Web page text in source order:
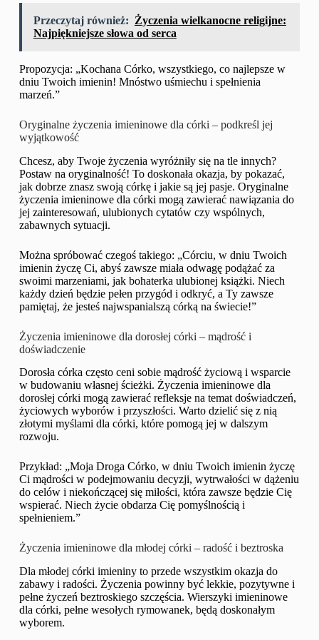
Przeczytaj również: Życzenia wielkanocne religijne:
Najpiękniejsze słowa od serca
Propozycja: „Kochana Córko, wszystkiego, co najlepsze w
dniu Twoich imienin! Mnóstwo uśmiechu i spełnienia
marzeń.”
Oryginalne życzenia imieninowe dla córki – podkreśl jej
wyjątkowość
Chcesz, aby Twoje życzenia wyróżniły się na tle innych?
Postaw na oryginalność! To doskonała okazja, by pokazać,
jak dobrze znasz swoją córkę i jakie są jej pasje. Oryginalne
życzenia imieninowe dla córki mogą zawierać nawiązania do
jej zainteresowań, ulubionych cytatów czy wspólnych,
zabawnych sytuacji.
Można spróbować czegoś takiego: „Córciu, w dniu Twoich
imienin życzę Ci, abyś zawsze miała odwagę podążać za
swoimi marzeniami, jak bohaterka ulubionej książki. Niech
każdy dzień będzie pełen przygód i odkryć, a Ty zawsze
pamiętaj, że jesteś najwspanialszą córką na świecie!”
Życzenia imieninowe dla dorosłej córki – mądrość i
doświadczenie
Dorosła córka często ceni sobie mądrość życiową i wsparcie
w budowaniu własnej ścieżki. Życzenia imieninowe dla
dorosłej córki mogą zawierać refleksje na temat doświadczeń,
życiowych wyborów i przyszłości. Warto dzielić się z nią
złotymi myślami dla córki, które pomogą jej w dalszym
rozwoju.
Przykład: „Moja Droga Córko, w dniu Twoich imienin życzę
Ci mądrości w podejmowaniu decyzji, wytrwałości w dążeniu
do celów i niekończącej się miłości, która zawsze będzie Cię
wspierać. Niech życie obdarza Cię pomyślnością i
spełnieniem.”
Życzenia imieninowe dla młodej córki – radość i beztroska
Dla młodej córki imieniny to przede wszystkim okazja do
zabawy i radości. Życzenia powinny być lekkie, pozytywne i
pełne życzeń beztroskiego szczęścia. Wierszyki imieninowe
dla córki, pełne wesołych rymowanek, będą doskonałym
wyborem.